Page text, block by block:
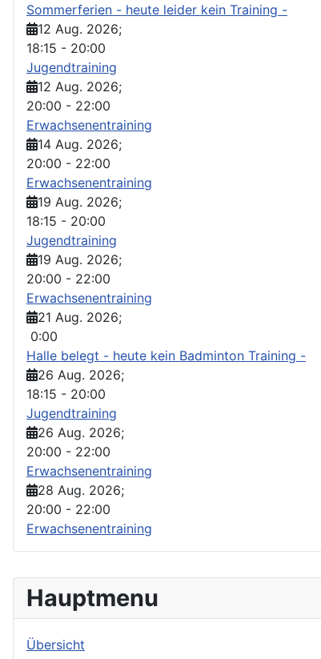
Hauptmenu
Übersicht
Sommerferien - heute leider kein Training -
12 Aug. 2026;
18:15 - 20:00
Jugendtraining
12 Aug. 2026;
20:00 - 22:00
Erwachsenentraining
14 Aug. 2026;
20:00 - 22:00
Erwachsenentraining
19 Aug. 2026;
18:15 - 20:00
Jugendtraining
19 Aug. 2026;
20:00 - 22:00
Erwachsenentraining
21 Aug. 2026;
0:00
Halle belegt - heute kein Badminton Training -
26 Aug. 2026;
18:15 - 20:00
Jugendtraining
26 Aug. 2026;
20:00 - 22:00
Erwachsenentraining
28 Aug. 2026;
20:00 - 22:00
Erwachsenentraining